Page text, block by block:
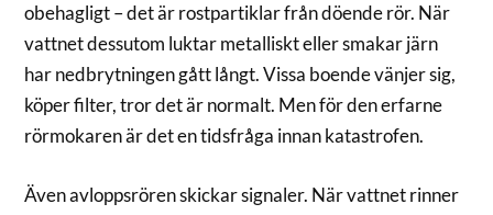
obehagligt – det är rostpartiklar från döende rör. När
vattnet dessutom luktar metalliskt eller smakar järn
har nedbrytningen gått långt. Vissa boende vänjer sig,
köper filter, tror det är normalt. Men för den erfarne
rörmokaren är det en tidsfråga innan katastrofen.
Även avloppsrören skickar signaler. När vattnet rinner